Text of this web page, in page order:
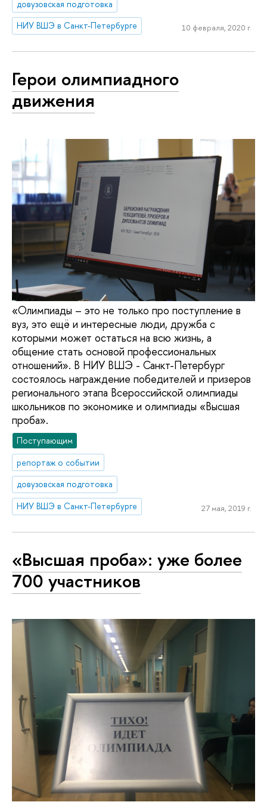
довузовская подготовка
НИУ ВШЭ в Санкт-Петербурге
10 февраля, 2020 г.
Герои олимпиадного
движения
«Олимпиады – это не только про поступление в
вуз, это ещё и интересные люди, дружба с
которыми может остаться на всю жизнь, а
общение стать основой профессиональных
отношений». В НИУ ВШЭ - Санкт-Петербург
состоялось награждение победителей и призеров
регионального этапа Всероссийской олимпиады
школьников по экономике и олимпиады «Высшая
проба».
Поступающим
репортаж о событии
довузовская подготовка
НИУ ВШЭ в Санкт-Петербурге
27 мая, 2019 г.
«Высшая проба»: уже более
700 участников